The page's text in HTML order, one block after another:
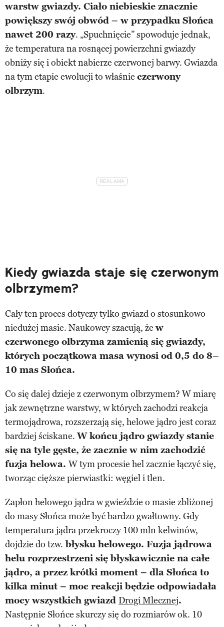
warstw gwiazdy. Ciało niebieskie znacznie
powiększy swój obwód – w przypadku Słońca
nawet 200 razy. „Spuchnięcie” spowoduje jednak,
że temperatura na rosnącej powierzchni gwiazdy
obniży się i obiekt nabierze czerwonej barwy. Gwiazda
na tym etapie ewolucji to właśnie czerwony
olbrzym.
Kiedy gwiazda staje się czerwonym
olbrzymem?
Cały ten proces dotyczy tylko gwiazd o stosunkowo
niedużej masie. Naukowcy szacują, że w
czerwonego olbrzyma zamienią się gwiazdy,
których początkowa masa wynosi od 0,5 do 8–
10 mas Słońca.
Co się dalej dzieje z czerwonym olbrzymem? W miarę
jak zewnętrzne warstwy, w których zachodzi reakcja
termojądrowa, rozszerzają się, helowe jądro jest coraz
bardziej ściskane.W końcu jądro gwiazdy stanie
się na tyle gęste, że zacznie w nim zachodzić
fuzja helowa. W tym procesie hel zacznie łączyć się,
tworząc cięższe pierwiastki: węgiel i tlen.
Zapłon helowego jądra w gwieździe o masie zbliżonej
do masy Słońca może być bardzo gwałtowny. Gdy
temperatura jądra przekroczy 100 mln kelwinów,
dojdzie do tzw. błysku helowego. Fuzja jądrowa
helu rozprzestrzeni się błyskawicznie na całe
jądro, a przez krótki moment – dla Słońca to
kilka minut – moc reakcji będzie odpowiadała
mocy wszystkich gwiazd Drogi Mlecznej.
Następnie Słońce skurczy się do rozmiarów ok. 10